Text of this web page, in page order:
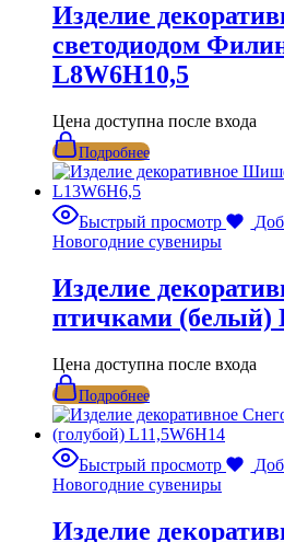
Изделие
светодиодом
L8W6H10,5
Цена доступна после входа
Подробнее
Быстрый просмотр
Новогодние сувениры
Изделие
птичками (белый)
Цена доступна после входа
Подробнее
Быстрый просмотр
Новогодние сувениры
Изделие